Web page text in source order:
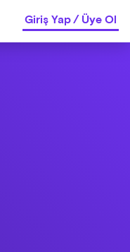
Giriş Yap/Üye Ol